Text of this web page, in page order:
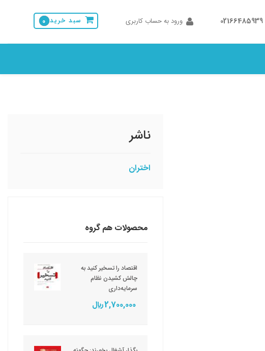
02166485939 ورود به حساب کاربری سبد خرید 0
ناشر
اختران
محصولات هم گروه
اقتصاد را تسخیر کنید به
چالش کشیدن نظام
سرمایه‌داری
2,700,000 ريال